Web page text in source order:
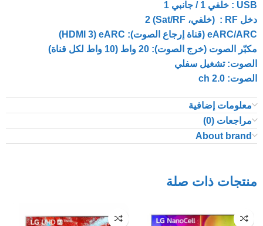
USB : خلفي 1 / جانبي 1
دخل RF : (خلفي، RF‏/Sat) 2
eARC/ARC (قناة إرجاع الصوت): eARC‏ (HDMI 3)
مكبّر الصوت (خرج الصوت): 20 واط (10 واط لكل قناة)
الصوت: تشغيل سفلي
الصوت: 2.0 ch
معلومات إضافية
مراجعات (0)
About brand
منتجات ذات صلة